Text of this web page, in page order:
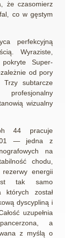
że czasomierz
co w gęstym
perfekcyjną
Wyraziste,
Super-
od pory
Trzy subtarcze
wizualny
44 pracuje
B01 — jedna z
na
chodu,
energii
tak samo
których został
dyscypliną i
uzupełnia
a
z myślą o